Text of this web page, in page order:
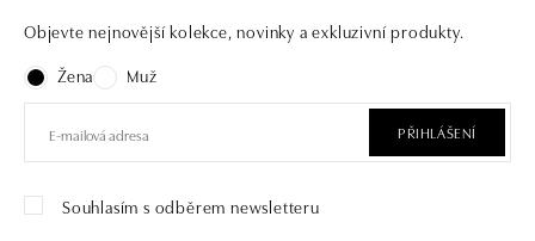
Objevte nejnovější kolekce, novinky a exkluzivní produkty.
Žena
Muž
PŘIHLÁŠENÍ
Souhlasím s odběrem newsletteru